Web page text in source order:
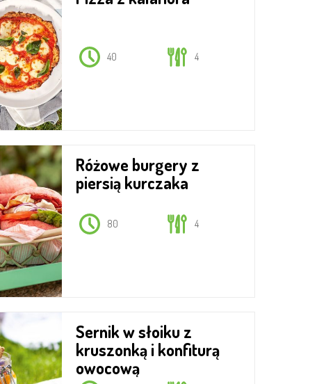
40 4
Różowe burgery z
piersią kurczaka
80 4
Sernik w słoiku z
kruszonką i konfiturą
owocową